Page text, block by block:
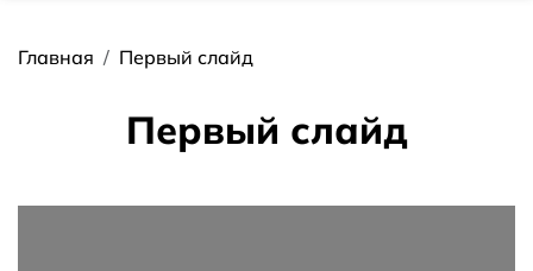
Строка навигации
Главная Первый слайд
Первый слайд